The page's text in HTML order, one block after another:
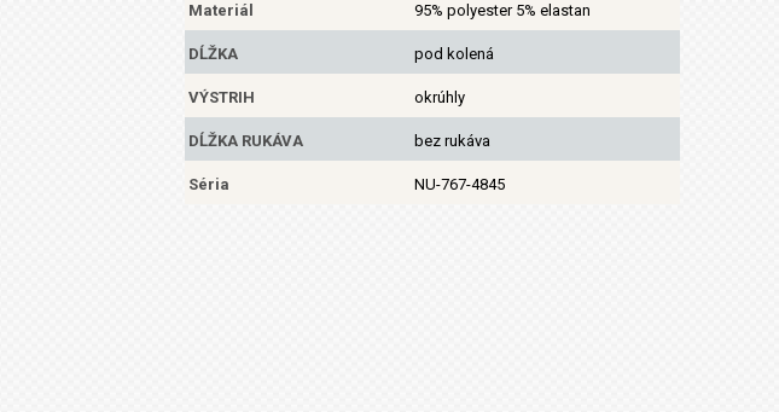
Materiál 95% polyester 5% elastan
DĹŽKA pod kolená
VÝSTRIH okrúhly
DĹŽKA RUKÁVA bez rukáva
Séria NU-767-4845